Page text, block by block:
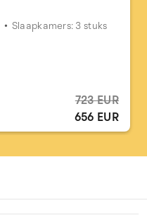
Slaapkamers: 3 stuks
723 EUR
656 EUR